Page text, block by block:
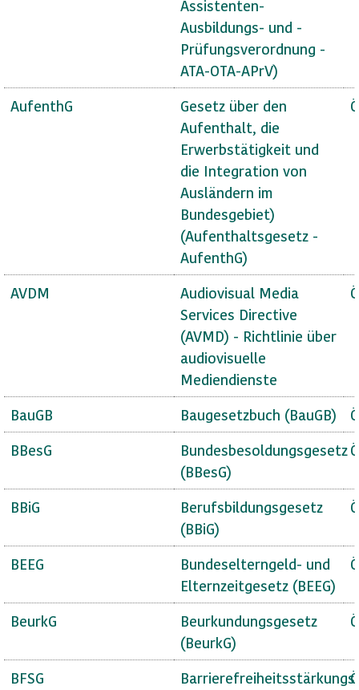
Assistenten-
Ausbildungs- und -
Prüfungsverordnung -
ATA-OTA-APrV)
AufenthG
Gesetz über den
Aufenthalt, die
Erwerbstätigkeit und
die Integration von
Ausländern im
Bundesgebiet)
(Aufenthaltsgesetz -
AufenthG)
AVDM
Audiovisual Media
Services Directive
(AVMD) - Richtlinie über
audiovisuelle
Mediendienste
BauGB Baugesetzbuch (BauGB)
BBesG
Bundesbesoldungsgesetz
(BBesG)
BBiG
Berufsbildungsgesetz
(BBiG)
BEEG
Bundeselterngeld- und
Elternzeitgesetz (BEEG)
BeurkG
Beurkundungsgesetz
(BeurkG)
BFSG